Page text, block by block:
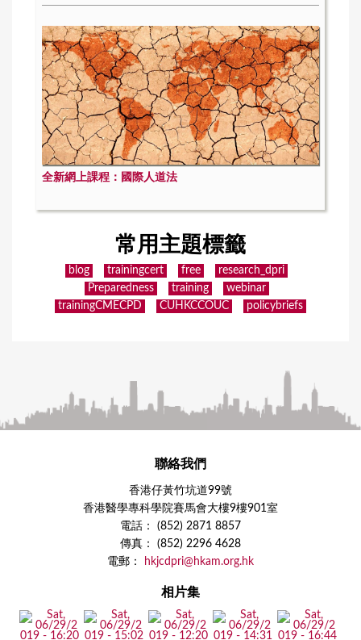
全新網上課程：國際人道法
常用主題標籤
blog trainingcert free
research_dpri
Preparedness
training
webinar
trainingCMECPD
CUHKCCOUC policybriefs
聯絡我們
香港仔黃竹坑道99號
香港醫學專科學院賽馬會大樓9樓901室
電話： (852) 2871 8857
傳真： (852) 2296 4628
電郵：
hkjcdpri@hkam.org.hk
相片集